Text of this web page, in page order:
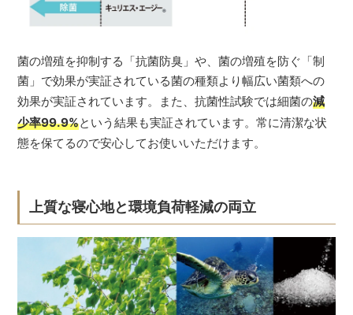
菌の増殖を抑制する「抗菌防臭」や、菌の増殖を防ぐ「制
菌」で効果が実証されている菌の種類より幅広い菌類への
効果が実証されています。また、抗菌性試験では細菌の減
少率99.9%という結果も実証されています。常に清潔な状
態を保てるので安心してお使いいただけます。
上質な寝心地と環境負荷軽減の両立